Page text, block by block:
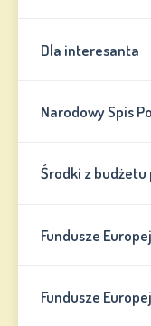
Dla interesanta
Narodowy Spis
Środki z
Fundusze
Fundusze